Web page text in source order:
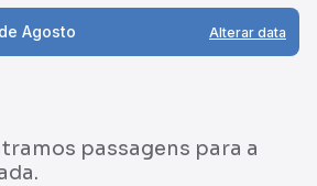
Agosto Alterar data
passagens para a